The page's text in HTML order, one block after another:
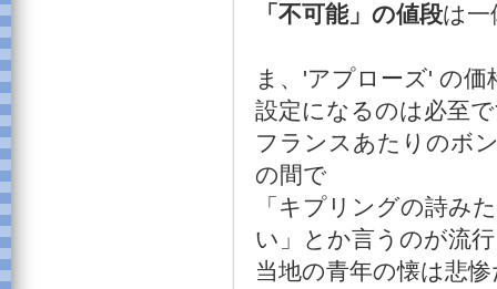
「不可能」の値段は
ま、'アプローズ' の
設定になるのは必至
フランスあたりのボ
の間で
「キプリングの詩み
い」とか言うのが流
当地の青年の懐は悲